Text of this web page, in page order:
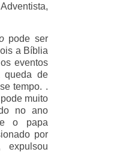
pode ser
a Bíblia
eventos
queda de
tempo. .
pode muito
no ano
o papa
por
expulsou